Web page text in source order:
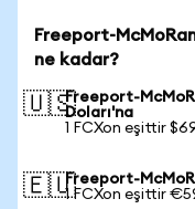
Freeport-
ne kadar?
🇺🇸Freeport-
Doları'na
1 FCXon eşittir
🇪🇺Freeport-
1 FCXon eşittir